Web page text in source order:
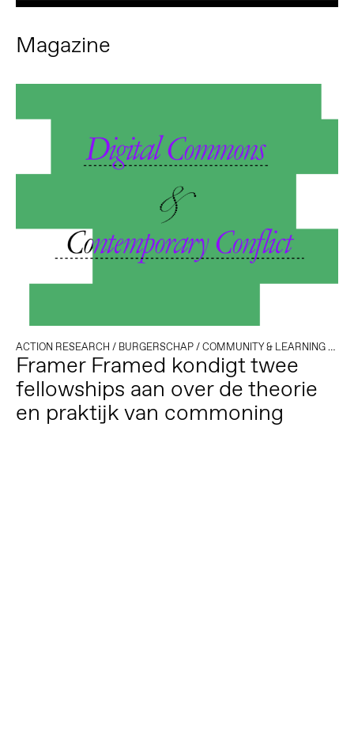
Magazine
ACTION RESEARCH / BURGERSCHAP/COMMUNITY & LEARNING/
Framer Framed kondigt twee
fellowships aan over de theorie
en praktijk van commoning